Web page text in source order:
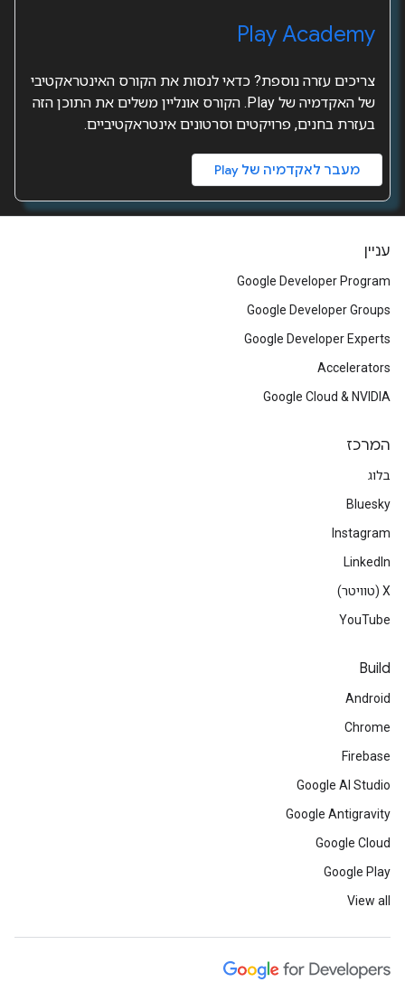
Play Academy
צריכים עזרה נוספת? כדאי לנסות את הקורס האינטראקטיבי
של האקדמיה של Play. הקורס אונליין משלים את התוכן הזה
בעזרת בחנים, פרויקטים וסרטונים אינטראקטיביים.
מעבר לאקדמיה של Play
עניין
Google Developer Program
Google Developer Groups
Google Developer Experts
Accelerators
Google Cloud & NVIDIA
המרכז
בלוג
Bluesky
Instagram
LinkedIn
‫X (טוויטר)
YouTube
Build
Android
Chrome
Firebase
Google AI Studio
Google Antigravity
Google Cloud
Google Play
View all